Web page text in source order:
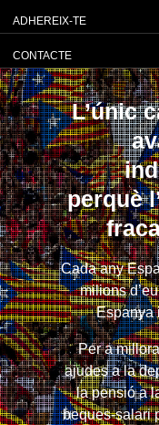
ADHEREIX-TE
CONTACTE
L’únic
perquè
Cada any
milions
Espanya
Per a
ajudes a la
la pensió a
beques-salari